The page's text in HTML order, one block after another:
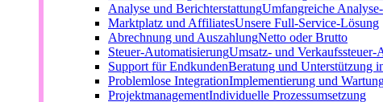
Analyse und BerichterstattungUmfangreiche
Marktplatz und AffiliatesUnsere Full-Service-Lösung
Abrechnung und AuszahlungNetto oder Brutto
Steuer-AutomatisierungUmsatz- und Verkaufssteuer-
Support für EndkundenBeratung und Unterstützung
Problemlose IntegrationImplementierung und
ProjektmanagementIndividuelle Prozessumsetzung